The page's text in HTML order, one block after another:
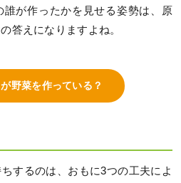
誰が作ったかを見せる姿勢は、原
答えになりますよね。
野菜を作っている？
するのは、おもに3つの工夫によ